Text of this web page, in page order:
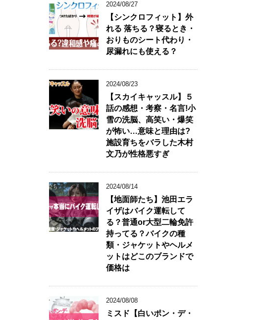
テ
ゴ
リ
★
2024/08/27
【シンクロフィット】外
れる 落ちる？寝るとき・
おりものシート代わり・
尿漏れにも使える？
2024/08/23
【スカイキャッスル】５
話の感想・考察・名言!小
雪の洗脳、高笑い・爆笑
が怖い…意味と理由は?
施設育ちをバラした木村
文乃が性格悪すぎ
2024/08/14
【地面師たち】池田エラ
イザはバイク運転して
る？普通or大型二輪免許
持ってる？バイクの種
類・ジャケットやヘルメ
ットはどこのブランドで
価格は
2024/08/08
ミスド【白いポン・デ・